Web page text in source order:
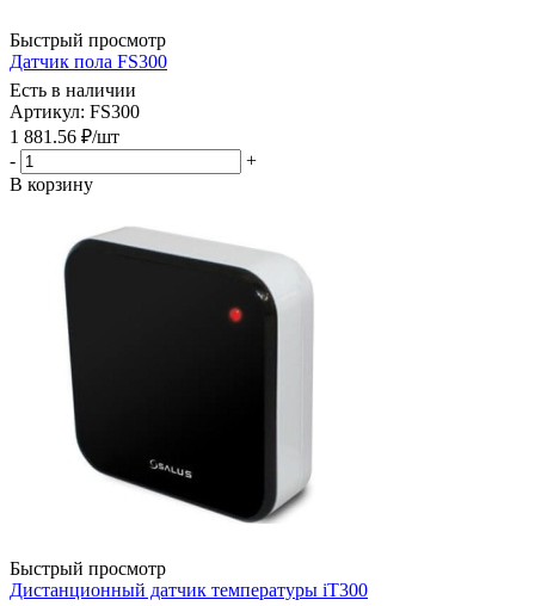
Быстрый просмотр
Датчик пола FS300
Есть в наличии
Артикул: FS300
1 881.56 ₽/шт
-
+
В корзину
Быстрый просмотр
Дистанционный датчик температуры iT300